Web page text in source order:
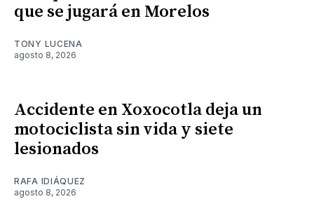
que se jugará en Morelos
TONY LUCENA
agosto 8, 2026
Accidente en Xoxocotla deja un
motociclista sin vida y siete
lesionados
RAFA IDIÁQUEZ
agosto 8, 2026